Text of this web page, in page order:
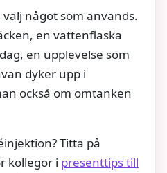
något som används.
en vattenflaska
en upplevelse som
dyker upp i
också om omtanken
Titta på
kollegor i presenttips till